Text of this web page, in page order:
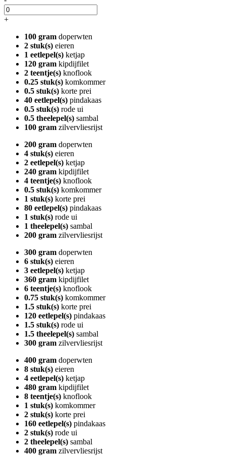
+
100 gram doperwten
2 stuk(s) eieren
1 eetlepel(s) ketjap
120 gram kipdijfilet
2 teentje(s) knoflook
0.25 stuk(s) komkommer
0.5 stuk(s) korte prei
40 eetlepel(s) pindakaas
0.5 stuk(s) rode ui
0.5 theelepel(s) sambal
100 gram zilvervliesrijst
200 gram doperwten
4 stuk(s) eieren
2 eetlepel(s) ketjap
240 gram kipdijfilet
4 teentje(s) knoflook
0.5 stuk(s) komkommer
1 stuk(s) korte prei
80 eetlepel(s) pindakaas
1 stuk(s) rode ui
1 theelepel(s) sambal
200 gram zilvervliesrijst
300 gram doperwten
6 stuk(s) eieren
3 eetlepel(s) ketjap
360 gram kipdijfilet
6 teentje(s) knoflook
0.75 stuk(s) komkommer
1.5 stuk(s) korte prei
120 eetlepel(s) pindakaas
1.5 stuk(s) rode ui
1.5 theelepel(s) sambal
300 gram zilvervliesrijst
400 gram doperwten
8 stuk(s) eieren
4 eetlepel(s) ketjap
480 gram kipdijfilet
8 teentje(s) knoflook
1 stuk(s) komkommer
2 stuk(s) korte prei
160 eetlepel(s) pindakaas
2 stuk(s) rode ui
2 theelepel(s) sambal
400 gram zilvervliesrijst